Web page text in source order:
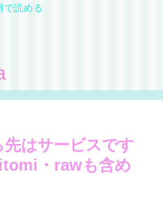
で読める
先はサービスです
・rawも含め